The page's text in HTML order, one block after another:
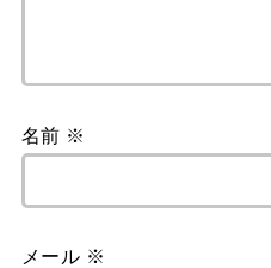
名前 ※
メール ※